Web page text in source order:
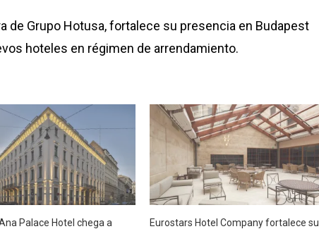
de Grupo Hotusa, fortalece su presencia en Budapest
hoteles en régimen de arrendamiento.
Palace Hotel chega a
​Eurostars Hotel Company fortalece su